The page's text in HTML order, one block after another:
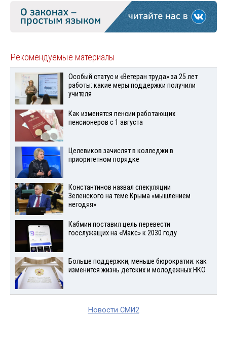
Рекомендуемые материалы
Особый статус и «Ветеран труда» за 25 лет
работы: какие меры поддержки получили
учителя
Как изменятся пенсии работающих
пенсионеров с 1 августа
Целевиков зачислят в колледжи в
приоритетном порядке
Константинов назвал спекуляции
Зеленского на теме Крыма «мышлением
негодяя»
Кабмин поставил цель перевести
госслужащих на «Макс» к 2030 году
Больше поддержки, меньше бюрократии: как
изменится жизнь детских и молодежных НКО
Новости СМИ2